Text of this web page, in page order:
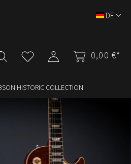
0,00 €*
DE
HISTORIC COLLECTION